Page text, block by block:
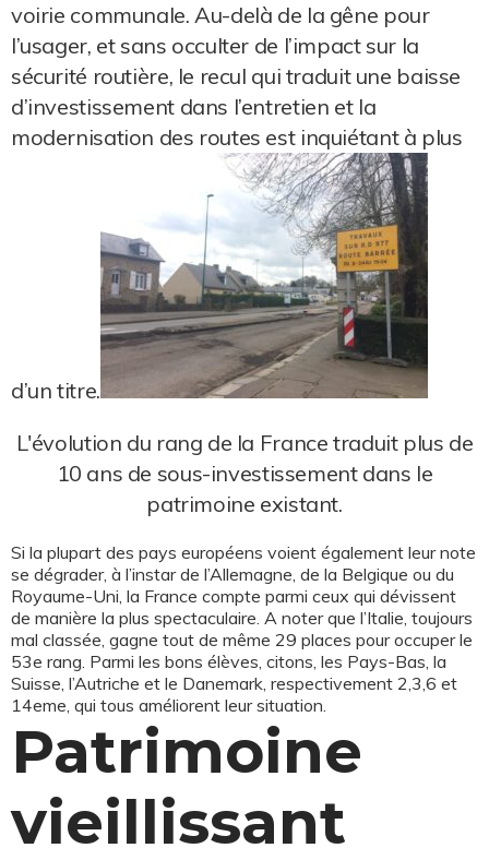
voirie communale. Au-delà de la gêne pour
l’usager, et sans occulter de l’impact sur la
sécurité routière, le recul qui traduit une baisse
d’investissement dans l’entretien et la
modernisation des routes est inquiétant à plus
d’un titre.
L'évolution du rang de la France traduit plus de
10 ans de sous-investissement dans le
patrimoine existant.
Si la plupart des pays européens voient également leur note
se dégrader, à l’instar de l’Allemagne, de la Belgique ou du
Royaume-Uni, la France compte parmi ceux qui dévissent
de manière la plus spectaculaire. A noter que l’Italie, toujours
mal classée, gagne tout de même 29 places pour occuper le
53e rang. Parmi les bons élèves, citons, les Pays-Bas, la
Suisse, l’Autriche et le Danemark, respectivement 2,3,6 et
14eme, qui tous améliorent leur situation.
Patrimoine
vieillissant